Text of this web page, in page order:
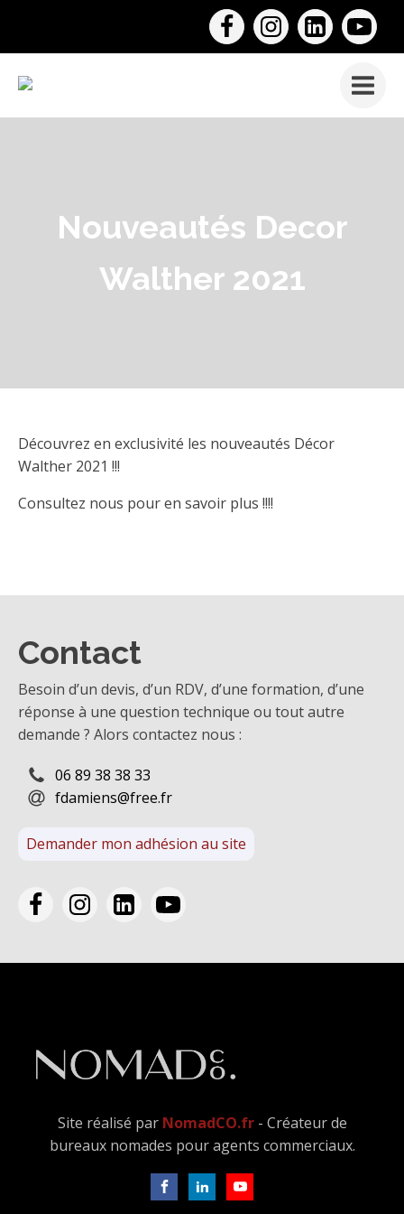
Nouveautés Decor
Walther 2021
Découvrez en exclusivité les nouveautés Décor
Walther 2021 !!!
Consultez nous pour en savoir plus !!!!
Contact
Besoin d’un devis, d’un RDV, d’une formation, d’une
réponse à une question technique ou tout autre
demande ? Alors contactez nous :
06 89 38 38 33
fdamiens@free.fr
Demander mon adhésion au site
Site réalisé par NomadCO.fr - Créateur de
bureaux nomades pour agents commerciaux.